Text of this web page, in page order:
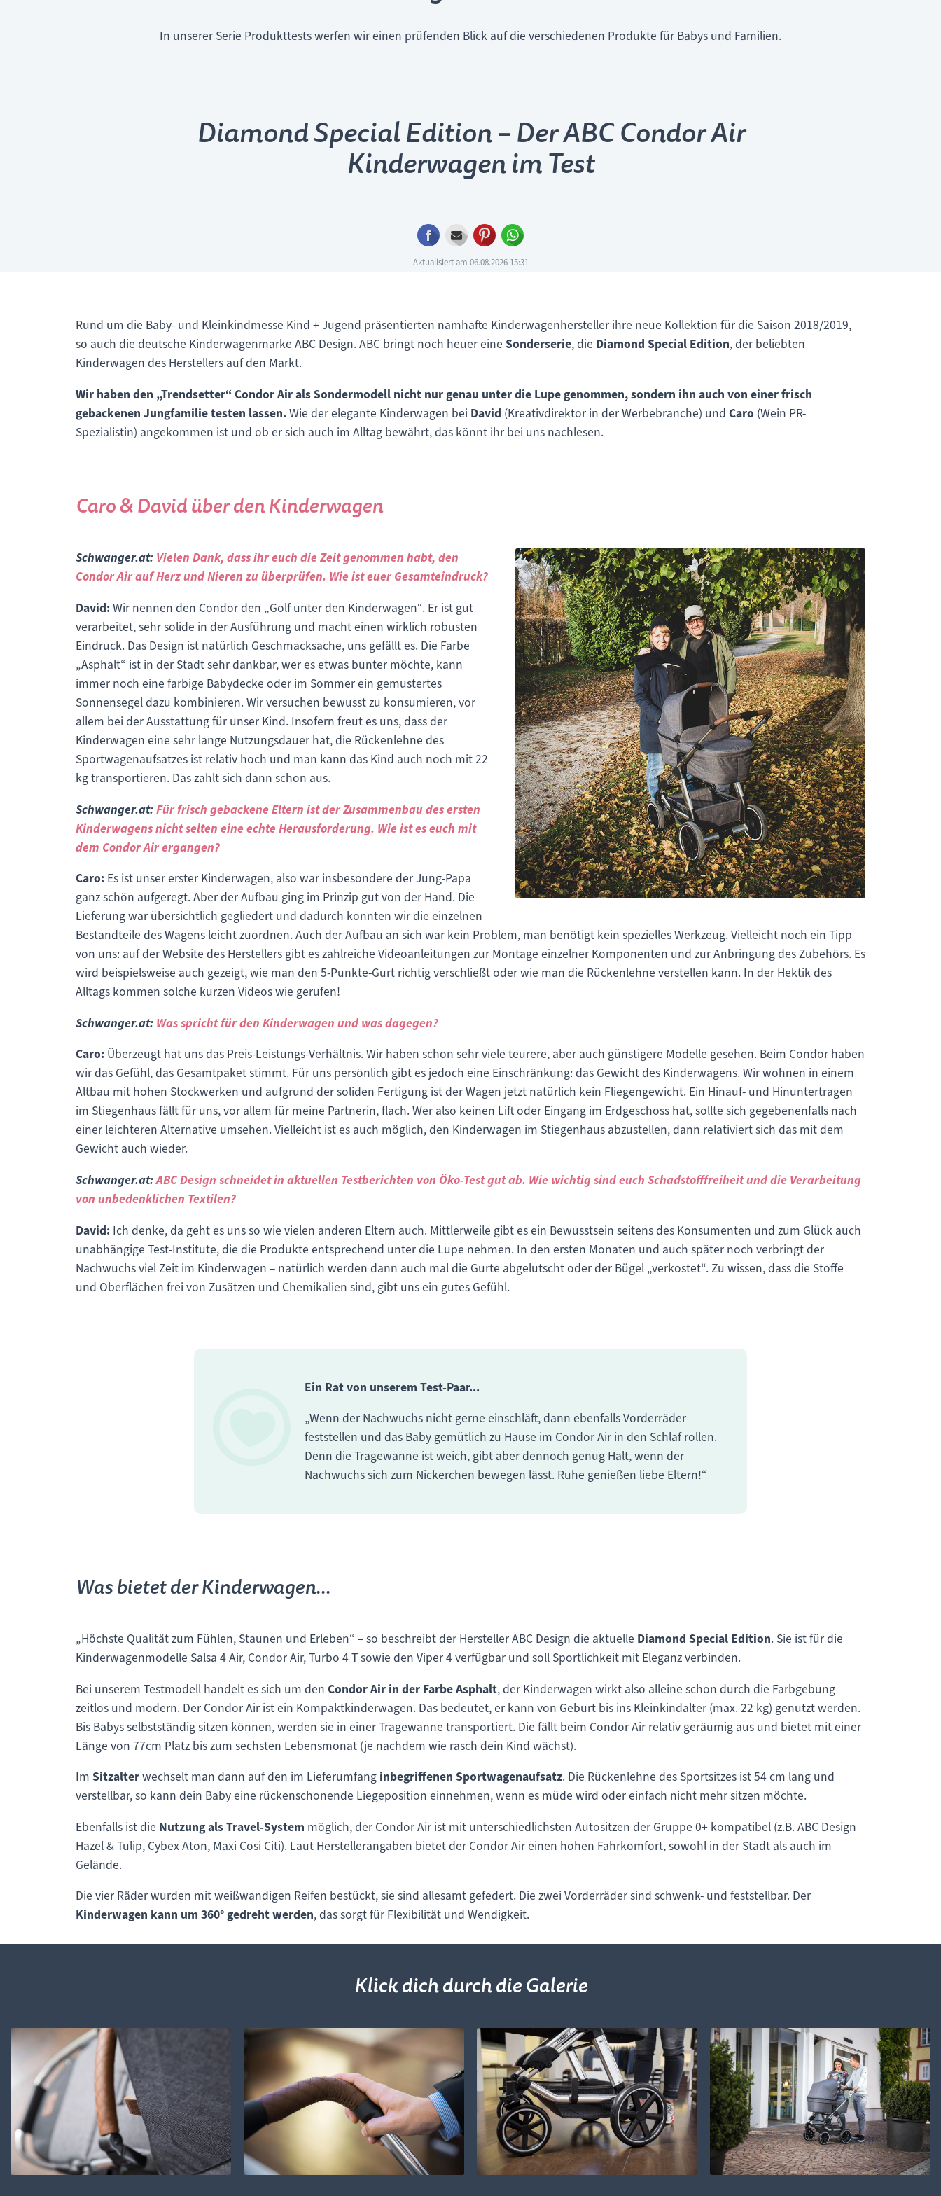
In unserer Serie Produkttests werfen wir einen prüfenden Blick auf die verschiedenen Produkte für Babys und Familien.
Diamond Special Edition – Der ABC Condor Air
Kinderwagen im Test
Facebook
E-mail Pinterest
Aktualisiert am 06.08.2026 15:31
Rund um die Baby- und Kleinkindmesse Kind + Jugend präsentierten namhafte Kinderwagenhersteller ihre neue Kollektion für die Saison 2018/2019,
so auch die deutsche Kinderwagenmarke ABC Design. ABC bringt noch heuer eine Sonderserie, die Diamond Special Edition, der beliebten
Kinderwagen des Herstellers auf den Markt.
Wir haben den „Trendsetter“ Condor Air als Sondermodell nicht nur genau unter die Lupe genommen, sondern ihn auch von einer frisch
gebackenen Jungfamilie testen lassen. Wie der elegante Kinderwagen bei David (Kreativdirektor in der Werbebranche) und Caro (Wein PR-
Spezialistin) angekommen ist und ob er sich auch im Alltag bewährt, das könnt ihr bei uns nachlesen.
Caro & David über den Kinderwagen
Schwanger.at:Vielen Dank, dass ihr euch die Zeit genommen habt, den
Condor Air auf Herz und Nieren zu überprüfen. Wie ist euer Gesamteindruck?
David: Wir nennen den Condor den „Golf unter den Kinderwagen“. Er ist gut
verarbeitet, sehr solide in der Ausführung und macht einen wirklich robusten
Eindruck. Das Design ist natürlich Geschmacksache, uns gefällt es. Die Farbe
„Asphalt“ ist in der Stadt sehr dankbar, wer es etwas bunter möchte, kann
immer noch eine farbige Babydecke oder im Sommer ein gemustertes
Sonnensegel dazu kombinieren. Wir versuchen bewusst zu konsumieren, vor
allem bei der Ausstattung für unser Kind. Insofern freut es uns, dass der
Kinderwagen eine sehr lange Nutzungsdauer hat, die Rückenlehne des
Sportwagenaufsatzes ist relativ hoch und man kann das Kind auch noch mit 22
kg transportieren. Das zahlt sich dann schon aus.
Schwanger.at:Für frisch gebackene Eltern ist der Zusammenbau des ersten
Kinderwagens nicht selten eine echte Herausforderung. Wie ist es euch mit
dem Condor Air ergangen?
Caro: Es ist unser erster Kinderwagen, also war insbesondere der Jung-Papa
ganz schön aufgeregt. Aber der Aufbau ging im Prinzip gut von der Hand. Die
Lieferung war übersichtlich gegliedert und dadurch konnten wir die einzelnen
Bestandteile des Wagens leicht zuordnen. Auch der Aufbau an sich war kein Problem, man benötigt kein spezielles Werkzeug. Vielleicht noch ein Tipp
von uns: auf der Website des Herstellers gibt es zahlreiche Videoanleitungen zur Montage einzelner Komponenten und zur Anbringung des Zubehörs. Es
wird beispielsweise auch gezeigt, wie man den 5-Punkte-Gurt richtig verschließt oder wie man die Rückenlehne verstellen kann. In der Hektik des
Alltags kommen solche kurzen Videos wie gerufen!
Schwanger.at:Was spricht für den Kinderwagen und was dagegen?
Caro: Überzeugt hat uns das Preis-Leistungs-Verhältnis. Wir haben schon sehr viele teurere, aber auch günstigere Modelle gesehen. Beim Condor haben
wir das Gefühl, das Gesamtpaket stimmt. Für uns persönlich gibt es jedoch eine Einschränkung: das Gewicht des Kinderwagens. Wir wohnen in einem
Altbau mit hohen Stockwerken und aufgrund der soliden Fertigung ist der Wagen jetzt natürlich kein Fliegengewicht. Ein Hinauf- und Hinuntertragen
im Stiegenhaus fällt für uns, vor allem für meine Partnerin, flach. Wer also keinen Lift oder Eingang im Erdgeschoss hat, sollte sich gegebenenfalls nach
einer leichteren Alternative umsehen. Vielleicht ist es auch möglich, den Kinderwagen im Stiegenhaus abzustellen, dann relativiert sich das mit dem
Gewicht auch wieder.
Schwanger.at:ABC Design schneidet in aktuellen Testberichten von Öko-Test gut ab. Wie wichtig sind euch Schadstofffreiheit und die Verarbeitung
von unbedenklichen Textilen?
David: Ich denke, da geht es uns so wie vielen anderen Eltern auch. Mittlerweile gibt es ein Bewusstsein seitens des Konsumenten und zum Glück auch
unabhängige Test-Institute, die die Produkte entsprechend unter die Lupe nehmen. In den ersten Monaten und auch später noch verbringt der
Nachwuchs viel Zeit im Kinderwagen – natürlich werden dann auch mal die Gurte abgelutscht oder der Bügel „verkostet“. Zu wissen, dass die Stoffe
und Oberflächen frei von Zusätzen und Chemikalien sind, gibt uns ein gutes Gefühl.
Ein Rat von unserem Test-Paar...
„Wenn der Nachwuchs nicht gerne einschläft, dann ebenfalls Vorderräder
feststellen und das Baby gemütlich zu Hause im Condor Air in den Schlaf rollen.
Denn die Tragewanne ist weich, gibt aber dennoch genug Halt, wenn der
Nachwuchs sich zum Nickerchen bewegen lässt. Ruhe genießen liebe Eltern!“
Was bietet der Kinderwagen...
„Höchste Qualität zum Fühlen, Staunen und Erleben“ – so beschreibt der Hersteller ABC Design die aktuelle Diamond Special Edition. Sie ist für die
Kinderwagenmodelle Salsa 4 Air, Condor Air, Turbo 4 T sowie den Viper 4 verfügbar und soll Sportlichkeit mit Eleganz verbinden.
Bei unserem Testmodell handelt es sich um den Condor Air in der Farbe Asphalt, der Kinderwagen wirkt also alleine schon durch die Farbgebung
zeitlos und modern. Der Condor Air ist ein Kompaktkinderwagen. Das bedeutet, er kann von Geburt bis ins Kleinkindalter (max. 22 kg) genutzt werden.
Bis Babys selbstständig sitzen können, werden sie in einer Tragewanne transportiert. Die fällt beim Condor Air relativ geräumig aus und bietet mit einer
Länge von 77cm Platz bis zum sechsten Lebensmonat (je nachdem wie rasch dein Kind wächst).
Im Sitzalterwechselt man dann auf den im Lieferumfang inbegriffenen Sportwagenaufsatz. Die Rückenlehne des Sportsitzes ist 54 cm lang und
verstellbar, so kann dein Baby eine rückenschonende Liegeposition einnehmen, wenn es müde wird oder einfach nicht mehr sitzen möchte.
Ebenfalls ist die Nutzung als Travel-System möglich, der Condor Air ist mit unterschiedlichsten Autositzen der Gruppe 0+ kompatibel (z.B. ABC Design
Hazel & Tulip, Cybex Aton, Maxi Cosi Citi). Laut Herstellerangaben bietet der Condor Air einen hohen Fahrkomfort, sowohl in der Stadt als auch im
Gelände.
Die vier Räder wurden mit weißwandigen Reifen bestückt, sie sind allesamt gefedert. Die zwei Vorderräder sind schwenk- und feststellbar. Der
Kinderwagen kann um 360° gedreht werden, das sorgt für Flexibilität und Wendigkeit.
Klick dich durch die Galerie